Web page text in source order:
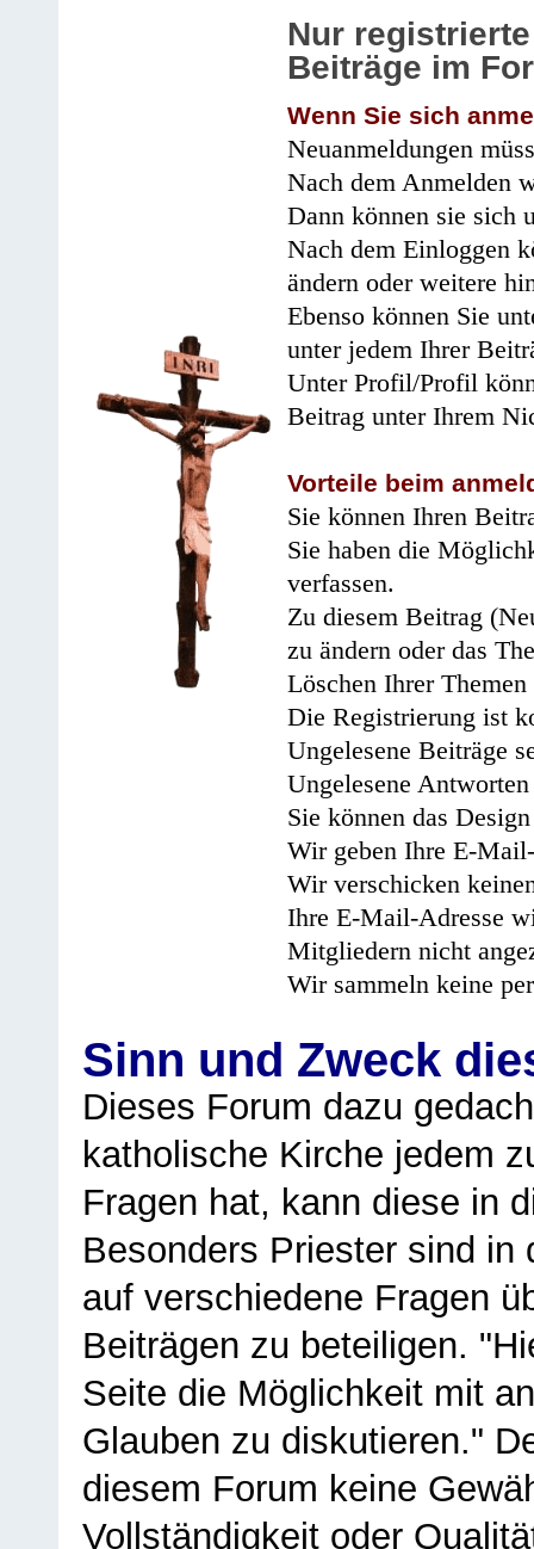
Nur
Beiträge im
Wenn Sie sich
Neuanmeldungen
Nach dem Anmelden
Dann können sie sich
Nach dem Einloggen
ändern oder weitere
Ebenso können Sie
unter jedem Ihrer
Unter Profil/Profil
Beitrag unter Ihrem
Vorteile beim
Sie können Ihren
Sie haben die
verfassen.
Zu diesem Beitrag
zu ändern oder das
Löschen Ihrer
Die Registrierung ist
Ungelesene Beiträge
Ungelesene
Sie können das
Wir geben Ihre E-
Wir verschicken
Ihre E-Mail-Adresse
Mitgliedern nicht
Wir sammeln keine
Sinn und Zweck
Dieses Forum dazu
katholische Kirche jedem
Fragen hat, kann diese in
Besonders Priester sind in
auf verschiedene Fragen
Beiträgen zu beteiligen.
Seite die Möglichkeit mit
Glauben zu diskutieren."
diesem Forum keine
Vollständigkeit oder